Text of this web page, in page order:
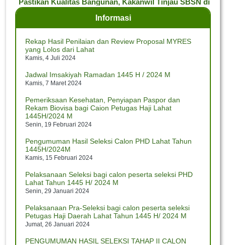
Informasi
Rekap Hasil Penilaian dan Review Proposal MYRES
yang Lolos dari Lahat
Kamis, 4 Juli 2024
Jadwal Imsakiyah Ramadan 1445 H / 2024 M
Kamis, 7 Maret 2024
Pemeriksaan Kesehatan, Penyiapan Paspor dan
Rekam Biovisa bagi Caion Petugas Haji Lahat
1445H/2024 M
Senin, 19 Februari 2024
Pengumuman Hasil Seleksi Calon PHD Lahat Tahun
1445H/2024M
Kamis, 15 Februari 2024
Pelaksanaan Seleksi bagi calon peserta seleksi PHD
Lahat Tahun 1445 H/ 2024 M
Senin, 29 Januari 2024
Pelaksanaan Pra-Seleksi bagi calon peserta seleksi
Petugas Haji Daerah Lahat Tahun 1445 H/ 2024 M
Jumat, 26 Januari 2024
PENGUMUMAN HASIL SELEKSI TAHAP II CALON
Pastikan Kualitas Bangunan, Kakanwil Tinjau SBSN di
Kab. Sukabumi
Pj. Bupati Sambut Kedatangan Jemaah Haji Majalengka
Jumat, 12 Juli 2024
Dharmagita Nasional XV
Rabu, 10 Juli 2024
Menag Buka Utsawa Dharmagita Nasional XV
Rabu, 10 Juli 2024